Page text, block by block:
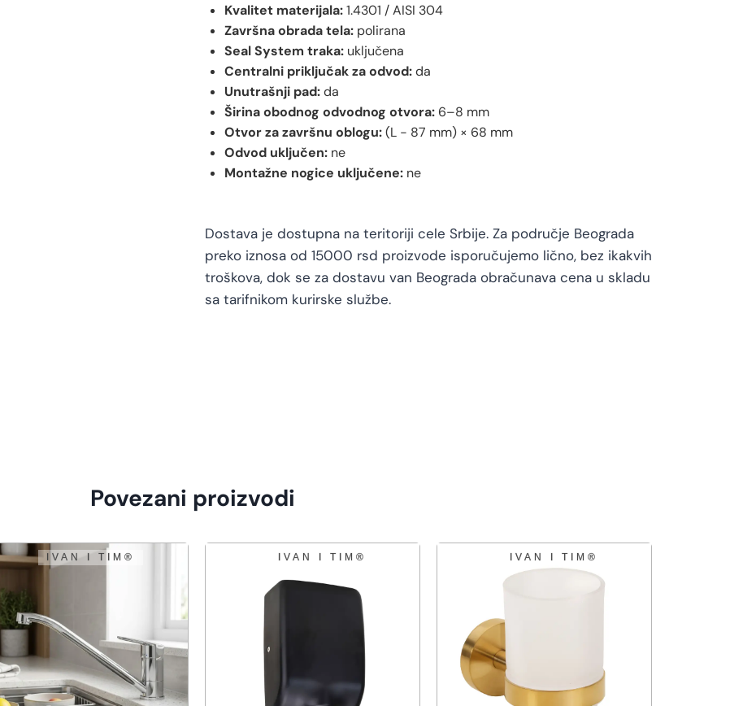
Kvalitet materijala:1.4301 / AISI 304
Završna obrada tela: polirana
Seal System traka: uključena
Centralni priključak za odvod:da
Unutrašnji pad:da
Širina obodnog odvodnog otvora: 6–8 mm
Otvor za završnu oblogu:(L − 87 mm) × 68 mm
Odvod uključen: ne
Montažne nogice uključene: ne
Dostava je dostupna na teritoriji cele Srbije. Za područje Beograda
preko iznosa od 15000 rsd proizvode isporučujemo lično, bez ikakvih
troškova, dok se za dostavu van Beograda obračunava cena u skladu
sa tarifnikom kurirske službe.
Povezani proizvodi